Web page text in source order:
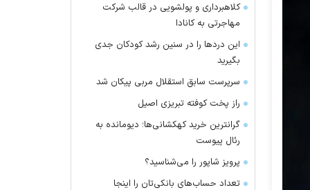
کلاهبرداری و پولشویی در قالب شرکت
مهاجرتی به کانادا
این درد‌ها را در سنین رشد کودکان جدی
بگیرید
سرپرست سابق استقلال مربی پیکان شد
راز پخت کوفته تبریزی اصیل
گرانترین خرید کهکشانی‌ها؛ دیومانده به
رئال پیوست
پرویز شاپور را می‌شناسید؟
تعداد حساب‌های بانکی‌تان را اینجا